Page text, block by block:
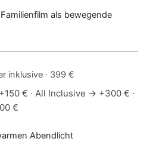
als bewegende
inklusive · 399 €
€ · All Inclusive → +300 € ·
€
Abendlicht